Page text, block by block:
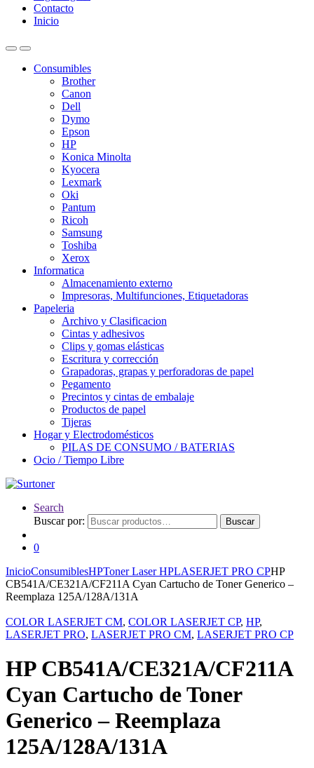
Contacto
Inicio
Consumibles
Brother
Canon
Dell
Dymo
Epson
HP
Konica Minolta
Kyocera
Lexmark
Oki
Pantum
Ricoh
Samsung
Toshiba
Xerox
Informatica
Almacenamiento externo
Impresoras, Multifunciones, Etiquetadoras
Papeleria
Archivo y Clasificacion
Cintas y adhesivos
Clips y gomas elásticas
Escritura y corrección
Grapadoras, grapas y perforadoras de papel
Pegamento
Precintos y cintas de embalaje
Productos de papel
Tijeras
Hogar y Electrodomésticos
PILAS DE CONSUMO / BATERIAS
Ocio / Tiempo Libre
Search
Buscar por:
Buscar
0
InicioConsumiblesHPToner Laser HPLASERJET PRO CPHP
CB541A/CE321A/CF211A Cyan Cartucho de Toner Generico –
Reemplaza 125A/128A/131A
COLOR LASERJET CM, COLOR LASERJET CP, HP,
LASERJET PRO, LASERJET PRO CM, LASERJET PRO CP
HP CB541A/CE321A/CF211A
Cyan Cartucho de Toner
Generico – Reemplaza
125A/128A/131A